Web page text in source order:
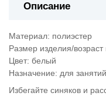
Описание
Материал: полиэстер
Размер изделия/
Цвет: белый
Назначение: для
Избегайте синяков и